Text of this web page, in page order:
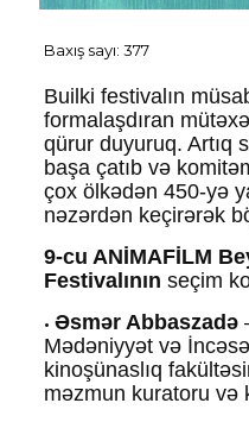
Baxış sayı: 377
Builki festivalın
formalaşdıran
qürur duyuruq. Artıq
başa çatıb və
çox ölkədən 450-yə
nəzərdən keçirərək
9-cu ANİMAFİLM
Festivalının seçim
• Əsmər Abbaszadə
Mədəniyyət və
kinoşünaslıq
məzmun kuratoru və